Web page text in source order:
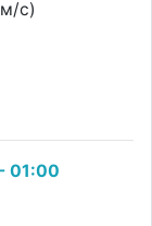
с)
01:00